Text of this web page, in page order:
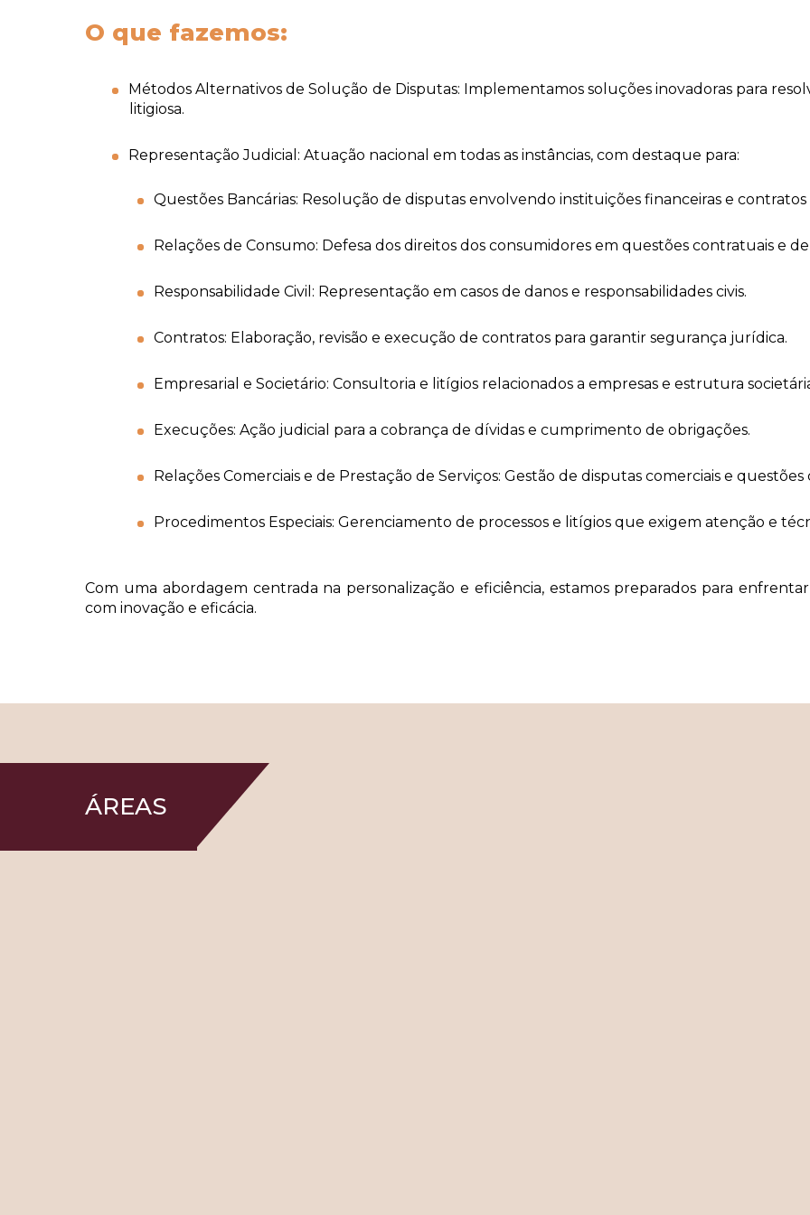
O que fazemos:
Métodos Alternativos de Solução de Disputas: Implementamos soluções inovadoras para
litigiosa.
Representação Judicial: Atuação nacional em todas as instâncias, com destaque para:
Questões Bancárias: Resolução de disputas envolvendo instituições financeiras e contratos
Relações de Consumo: Defesa dos direitos dos consumidores em questões contratuais e
Responsabilidade Civil: Representação em casos de danos e responsabilidades civis.
Contratos: Elaboração, revisão e execução de contratos para garantir segurança jurídica.
Empresarial e Societário: Consultoria e litígios relacionados a empresas e estrutura
Execuções: Ação judicial para a cobrança de dívidas e cumprimento de obrigações.
Relações Comerciais e de Prestação de Serviços: Gestão de disputas comerciais e
Procedimentos Especiais: Gerenciamento de processos e litígios que exigem atenção e
Com uma abordagem centrada na personalização e eficiência, estamos preparados para
com inovação e eficácia.
ÁREAS